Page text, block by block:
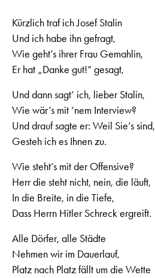
Kürzlich traf ich Josef Stalin
Und ich habe ihn gefragt,
Wie geht’s ihrer Frau Gemahlin,
Er hat „Danke gut!“ gesagt,
Und dann sagt’ ich, lieber Stalin,
Wie wär’s mit ‘nem Interview?
Und drauf sagte er: Weil Sie’s sind,
Gesteh ich es Ihnen zu.
Wie steht’s mit der Offensive?
Herr die steht nicht, nein, die läuft,
In die Breite, in die Tiefe,
Dass Herrn Hitler Schreck ergreift.
Alle Dörfer, alle Städte
Nehmen wir im Dauerlauf,
Platz nach Platz fällt um die Wette